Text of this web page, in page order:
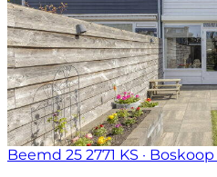
Beemd 25 2771 KS · Boskoop